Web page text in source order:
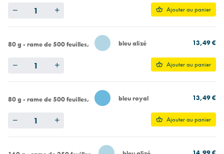
Ajouter au panier
80 g - rame de 500 feuilles bleu alizé 13,49 €
Ajouter au panier
80 g - rame de 500 feuilles bleu royal 13,49 €
Ajouter au panier